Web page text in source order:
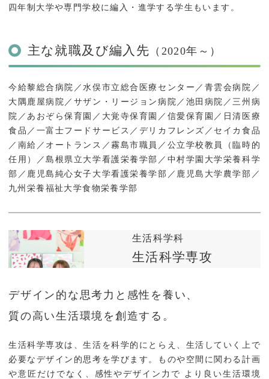
四年制大学や専門学校に編入・進学する学生もいます。
主な就職及び編入先 （2020年～）
今給黎総合病院／水俣市立総合医療センター／青雲会病院／
大隅鹿屋病院／サザン・リージョン病院／池田病院／三州病
院／あおぞら保育園／大覚寺保育園／信愛保育園／日清医療
食品／一富士フードサービス／デリカフレンズ／セイカ食品
／南給／オートランス／霧島市職員／公立学校教員（臨時的
任用）／島根県立大学看護栄養学部／中村学園大学栄養科学
部／鹿児島純心女子大学看護栄養学部／鹿児島大学農学部／
九州栄養福祉大学食物栄養学部
生活科学科
生活科学専攻
デザイン的な思考力と感性を養い、
質の高い生活環境を創造する。
生活科学専攻は、生活を科学的にとらえ、生活していく上で
必要なデザイン的思考を学びます。ものや空間に関わる計画
や意匠だけでなく、感性やデザイン力で より良い生活環境